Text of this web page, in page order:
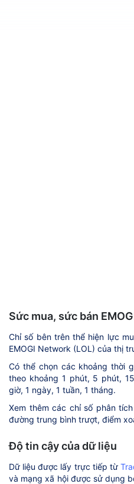
Sức mua, sức bán
Chỉ số bên trên thể hiện lực
EMOGI Network (LOL) của thị
Có thể chọn các khoảng thời
theo khoảng 1 phút, 5 phút,
giờ, 1 ngày, 1 tuần, 1 tháng.
Xem thêm các chỉ số phân
đường trung bình trượt, điểm
Độ tin cậy của dữ liệu
Dữ liệu được lấy trực tiếp từ
và mạng xã hội được sử dụng